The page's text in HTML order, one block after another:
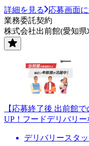
詳細を見る
応募画面
業務委託契約
株式会社出前館(愛知県
【応募終了後 出前館
UP！フードデリバリー
デリバリースタ